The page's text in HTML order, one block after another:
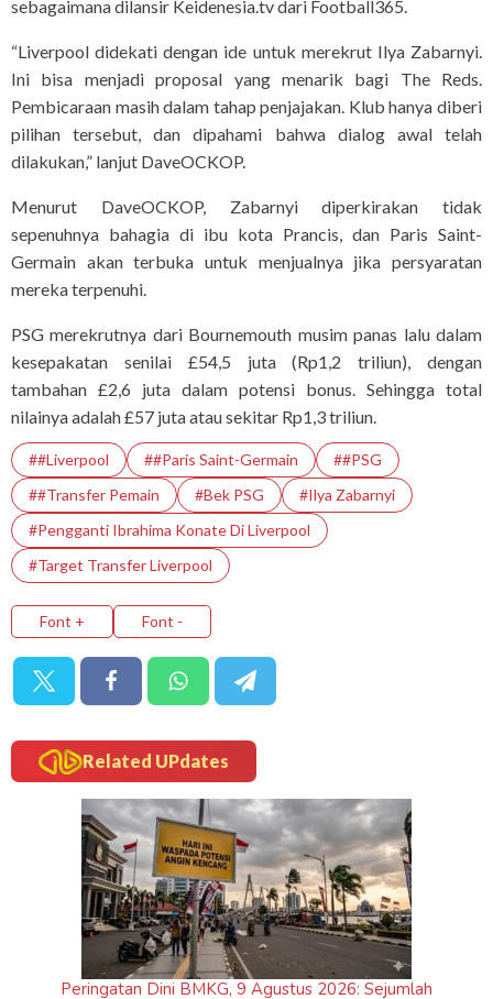
sebagaimana dilansir Keidenesia.tv dari Football365.
“Liverpool didekati dengan ide untuk merekrut Ilya Zabarnyi.
Ini bisa menjadi proposal yang menarik bagi The Reds.
Pembicaraan masih dalam tahap penjajakan. Klub hanya diberi
pilihan tersebut, dan dipahami bahwa dialog awal telah
dilakukan,” lanjut DaveOCKOP.
Menurut DaveOCKOP, Zabarnyi diperkirakan tidak
sepenuhnya bahagia di ibu kota Prancis, dan Paris Saint-
Germain akan terbuka untuk menjualnya jika persyaratan
mereka terpenuhi.
PSG merekrutnya dari Bournemouth musim panas lalu dalam
kesepakatan senilai £54,5 juta (Rp1,2 triliun), dengan
tambahan £2,6 juta dalam potensi bonus. Sehingga total
nilainya adalah £57 juta atau sekitar Rp1,3 triliun.
##Liverpool ##Paris Saint-Germain
##PSG
##Transfer Pemain
#Bek PSG
#Ilya Zabarnyi
#Pengganti Ibrahima Konate Di Liverpool
#Target Transfer Liverpool
Font + Font -
Related UPdates
Peringatan Dini BMKG, 9 Agustus 2026: Sejumlah